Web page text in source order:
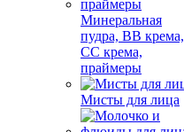
Минеральная
пудра, BB крема,
СС крема,
праймеры
Мисты для лица